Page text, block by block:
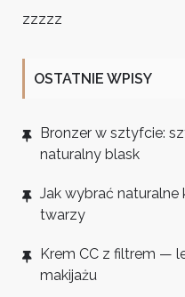
zzzzz
OSTATNIE WPISY
Bronzer w sztyfcie:
naturalny blask
Jak wybrać naturalne
twarzy
Krem CC z filtrem —
makijażu